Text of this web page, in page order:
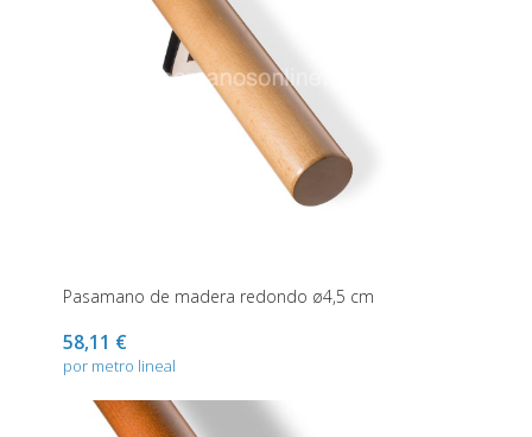
Pasamano de madera redondo ø4,5 cm
58,11 €
por metro lineal